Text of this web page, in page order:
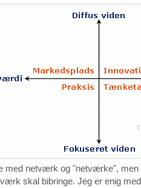
med netværk og "netværke", men
skal bibringe. Jeg er enig